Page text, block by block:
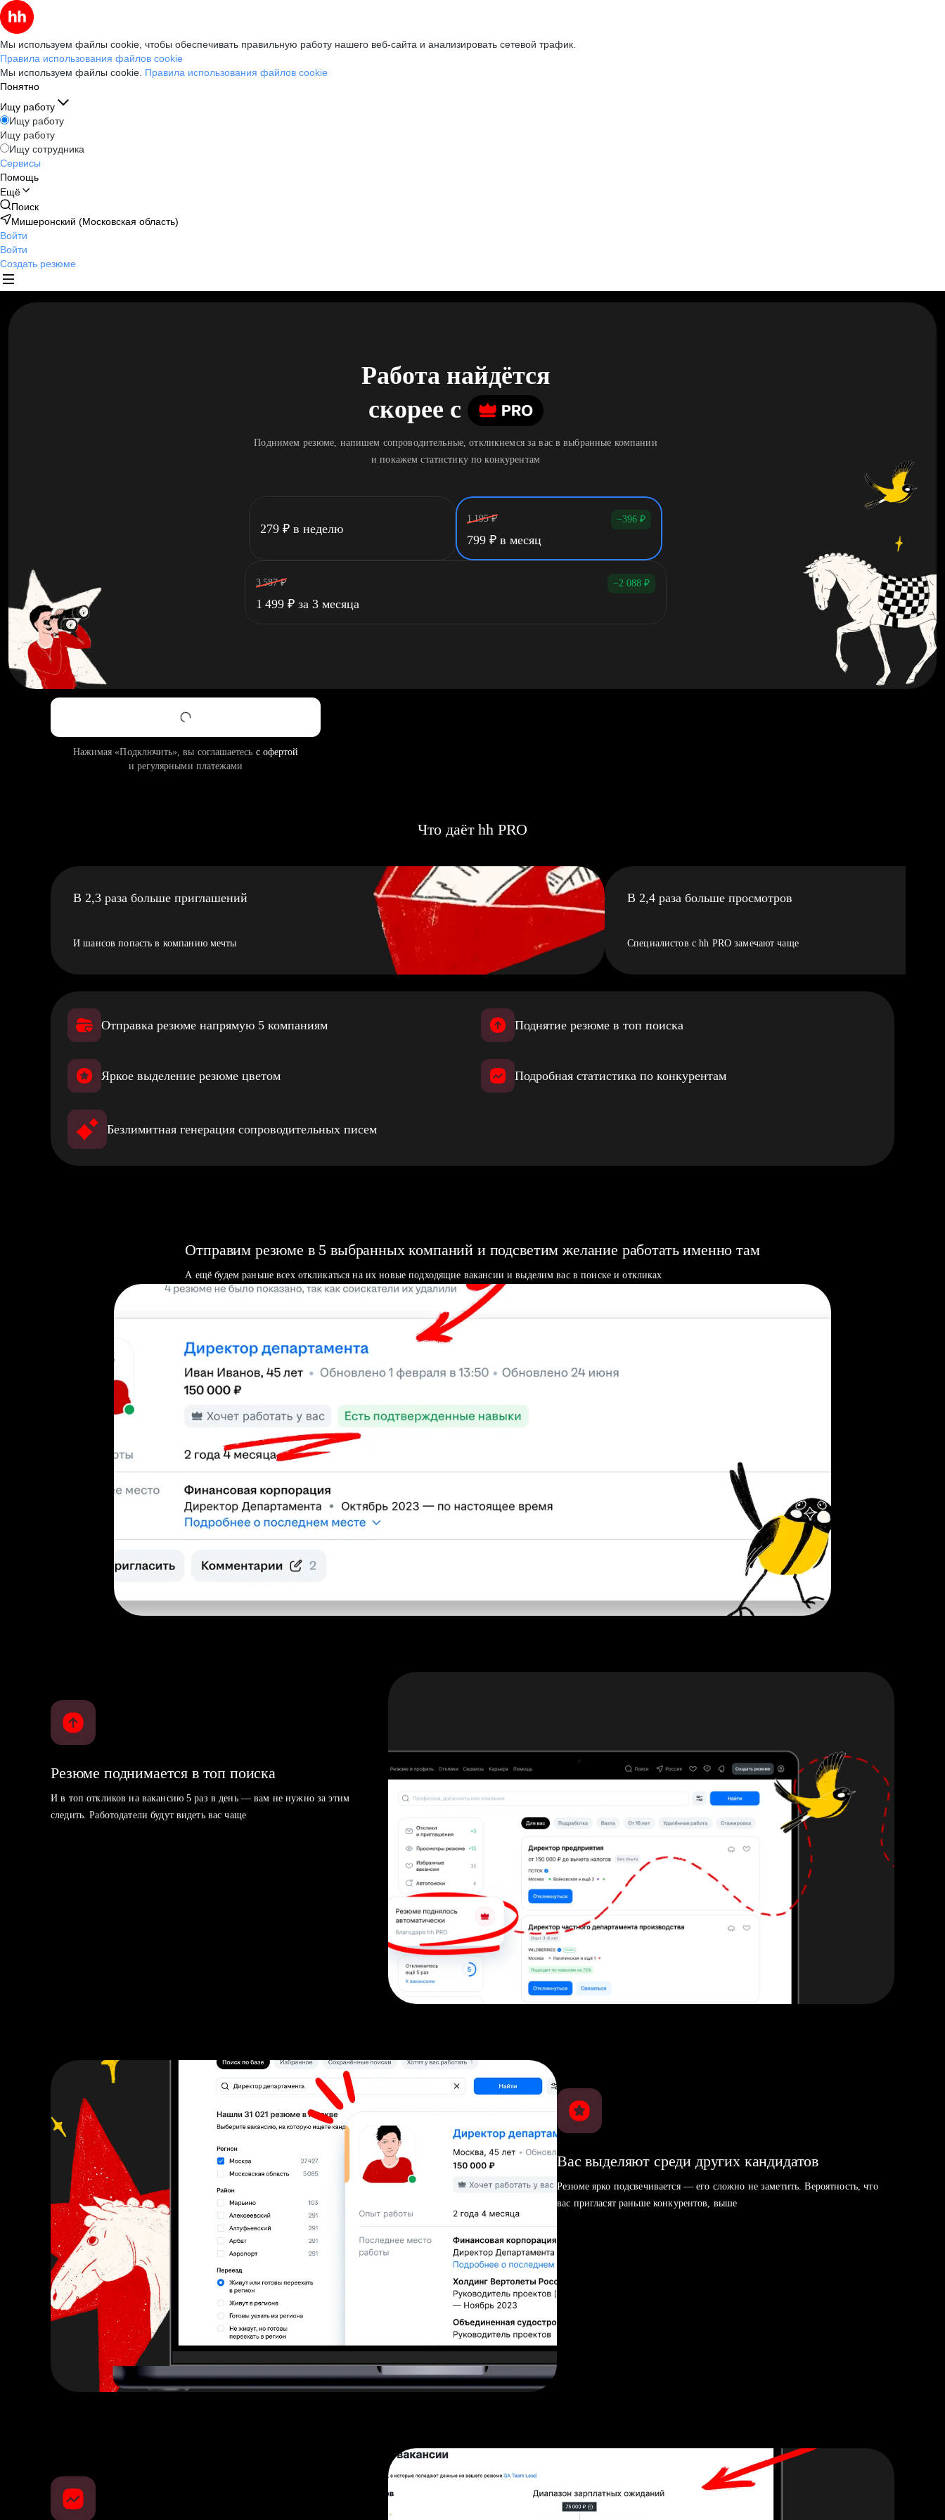
Мы используем файлы cookie, чтобы обеспечивать правильную работу нашего веб-сайта и анализировать сетевой трафик.
Правила использования файлов cookie
Мы используем файлы cookie. Правила использования файлов cookie
Понятно
Ищу работу
Ищу работу
Ищу работу
Ищу сотрудника
Сервисы
Помощь
Ещё
Поиск
Мишеронский (Московская область)
Войти
Войти
Создать резюме
Работа найдётся
скорее c
Поднимем резюме, напишем сопроводительные, откликнемся за вас в выбранные компании
и покажем статистику по конкурентам
279 ₽ в неделю
1 195 ₽ −396 ₽
799 ₽ в месяц
3 587 ₽ −2 088 ₽
1 499 ₽ за 3 месяца
Нажимая «Подключить», вы соглашаетесь с офертой
и регулярными платежами
Что даёт hh PRO
В 2,3 раза больше приглашений
И шансов попасть в компанию мечты
В 2,4 раза больше просмотров
Специалистов с hh PRO замечают чаще
Отправка резюме напрямую 5 компаниям Поднятие резюме в топ поиска
Яркое выделение резюме цветом Подробная статистика по конкурентам
Безлимитная генерация сопроводительных писем
Отправим резюме в 5 выбранных компаний и подсветим желание работать именно там
А ещё будем раньше всех откликаться на их новые подходящие вакансии и выделим вас в поиске и откликах
Резюме поднимается в топ поиска
И в топ откликов на вакансию 5 раз в день — вам не нужно за этим
следить. Работодатели будут видеть вас чаще
Вас выделяют среди других кандидатов
Резюме ярко подсвечивается — его сложно не заметить. Вероятность, что
вас пригласят раньше конкурентов, выше